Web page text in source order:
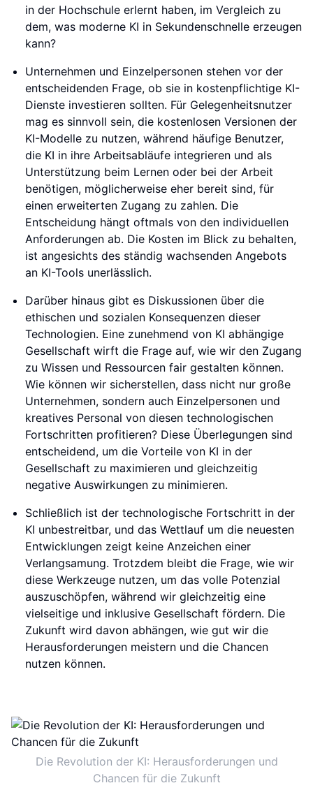
in der Hochschule erlernt haben, im Vergleich zu
dem, was moderne KI in Sekundenschnelle erzeugen
kann?
Unternehmen und Einzelpersonen stehen vor der
entscheidenden Frage, ob sie in kostenpflichtige KI-
Dienste investieren sollten. Für Gelegenheitsnutzer
mag es sinnvoll sein, die kostenlosen Versionen der
KI-Modelle zu nutzen, während häufige Benutzer,
die KI in ihre Arbeitsabläufe integrieren und als
Unterstützung beim Lernen oder bei der Arbeit
benötigen, möglicherweise eher bereit sind, für
einen erweiterten Zugang zu zahlen. Die
Entscheidung hängt oftmals von den individuellen
Anforderungen ab. Die Kosten im Blick zu behalten,
ist angesichts des ständig wachsenden Angebots
an KI-Tools unerlässlich.
Darüber hinaus gibt es Diskussionen über die
ethischen und sozialen Konsequenzen dieser
Technologien. Eine zunehmend von KI abhängige
Gesellschaft wirft die Frage auf, wie wir den Zugang
zu Wissen und Ressourcen fair gestalten können.
Wie können wir sicherstellen, dass nicht nur große
Unternehmen, sondern auch Einzelpersonen und
kreatives Personal von diesen technologischen
Fortschritten profitieren? Diese Überlegungen sind
entscheidend, um die Vorteile von KI in der
Gesellschaft zu maximieren und gleichzeitig
negative Auswirkungen zu minimieren.
Schließlich ist der technologische Fortschritt in der
KI unbestreitbar, und das Wettlauf um die neuesten
Entwicklungen zeigt keine Anzeichen einer
Verlangsamung. Trotzdem bleibt die Frage, wie wir
diese Werkzeuge nutzen, um das volle Potenzial
auszuschöpfen, während wir gleichzeitig eine
vielseitige und inklusive Gesellschaft fördern. Die
Zukunft wird davon abhängen, wie gut wir die
Herausforderungen meistern und die Chancen
nutzen können.
Die Revolution der KI: Herausforderungen und
Chancen für die Zukunft